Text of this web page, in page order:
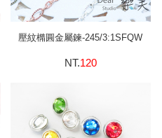
壓紋橢圓金屬鍊-245/3:1SFQW
NT.120